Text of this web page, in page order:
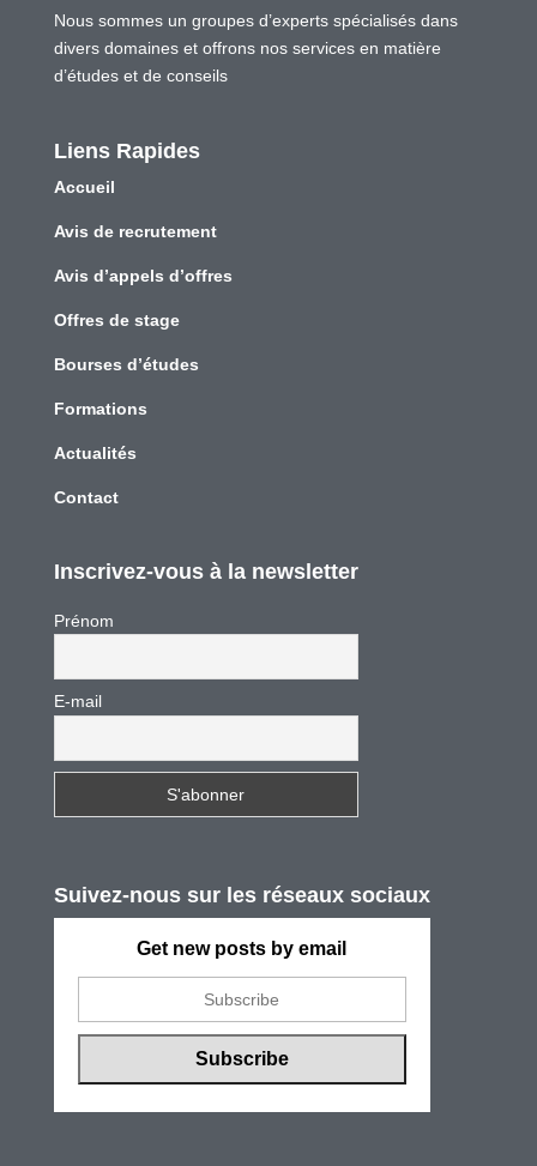
Nous sommes un groupes d’experts spécialisés dans
divers domaines et offrons nos services en matière
d’études et de conseils
Liens Rapides
Accueil
Avis de recrutement
Avis d’appels d’offres
Offres de stage
Bourses d’études
Formations
Actualités
Contact
Inscrivez-vous à la newsletter
Prénom
E-mail
Suivez-nous sur les réseaux sociaux
Get new posts by email